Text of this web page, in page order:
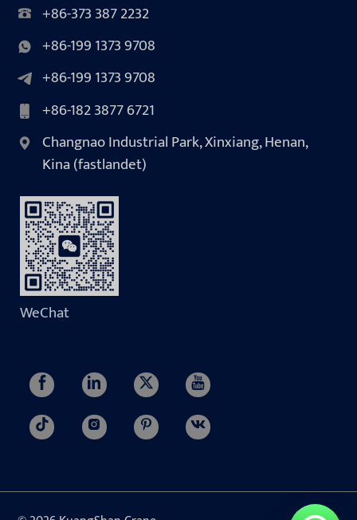
+86-373 387 2232
+86-199 1373 9708
+86-199 1373 9708
+86-182 3877 6721
Changnao Industrial Park, Xinxiang, Henan,
Kina (fastlandet)
WeChat